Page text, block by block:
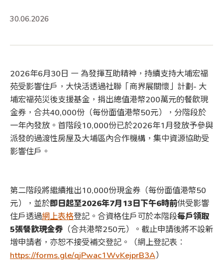
30.06.2026
2026年6月30日 — 為發揮互助精神，持續支持大埔宏福
苑受影響住戶，大快活透過社聯「商界展關懷」計劃- 大
埔宏福苑災後支援基金，捐出總值港幣200萬元的餐飲現
金券，合共40,000份（每份面值港幣50元），分階段於
一年內發放。首階段10,000份已於2026年1月發放予參與
派發的過渡性房屋及大埔區內合作機構，集中資源協助受
影響住戶。
第二階段將繼續推出10,000份現金券（每份面值港幣50
元），並於即日起至2026年7月13日下午6時前供受影響
住戶透過網上表格登記。合資格住戶可於本階段每戶領取
5張餐飲現金券 （合共港幣250元）。截止申請後將不設新
增申請者，亦恕不接受補交登記。（網上登記表︰
https://forms.gle/qjPwac1WvKejprB3A）